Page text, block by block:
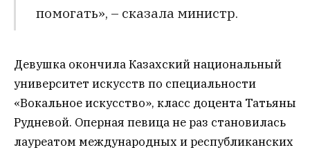
помогать», – сказала министр.
Девушка окончила Казахский национальный
университет искусств по специальности
«Вокальное искусство», класс доцента Татьяны
Рудневой. Оперная певица не раз становилась
лауреатом международных и республиканских